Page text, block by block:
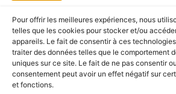
Pour offrir les meilleures expériences, nous
telles que les cookies pour stocker et/ou
appareils. Le fait de consentir à ces
traiter des données telles que le comportement
uniques sur ce site. Le fait de ne pas consentir
consentement peut avoir un effet négatif sur
et fonctions.
VOUS